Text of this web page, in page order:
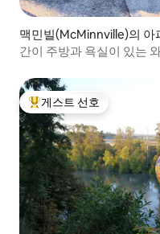
맥민빌(McMinnville)의 아
간이 주방과 욕실이 있는
상위 게스트 선호
게스트 선호